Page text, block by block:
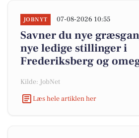
JOBNYT 07-08-2026 10:55
Savner du nye
nye ledige stillinger i
Frederiksberg og
Kilde: JobNet
Læs hele artiklen her